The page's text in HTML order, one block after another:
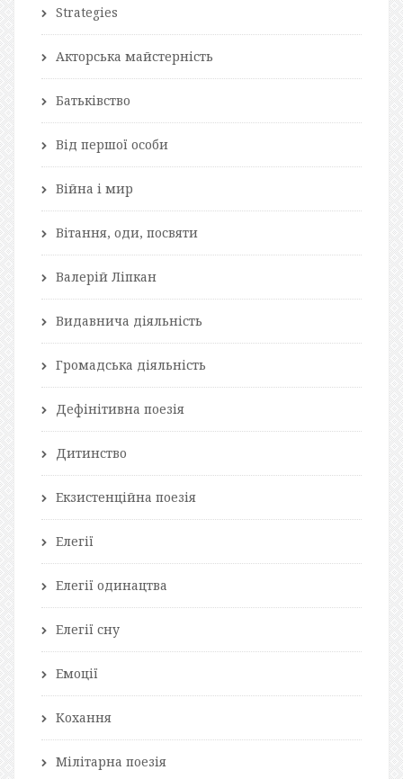
Strategies
Акторська майстерність
Батьківство
Від першої особи
Війна і мир
Вітання, оди, посвяти
Валерій Ліпкан
Видавнича діяльність
Громадська діяльність
Дефінітивна поезія
Дитинство
Екзистенційна поезія
Елегії
Елегії одинацтва
Елегії сну
Емоції
Кохання
Мілітарна поезія